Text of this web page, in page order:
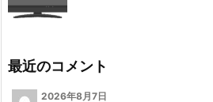
最近のコメント
2026年8月7日